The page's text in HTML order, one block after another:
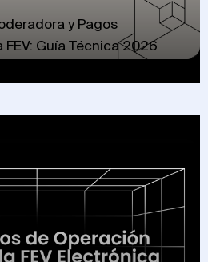
y Pagos
Guía Técnica 2026